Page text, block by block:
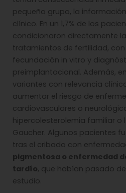
pequeño grupo, la
clínico. En un 1,7% de los
condicionaron directamente
tratamientos de fertilidad,
fecundación in vitro y
preimplantacional. Además,
variantes con relevancia
aumentar el riesgo de
cardiovasculares o
hipercolesterolemia familiar o
Gaucher. Algunos pacientes
tras el cribado con
pigmentosa o enfermedad
tardío, que habían pasado
estudio.